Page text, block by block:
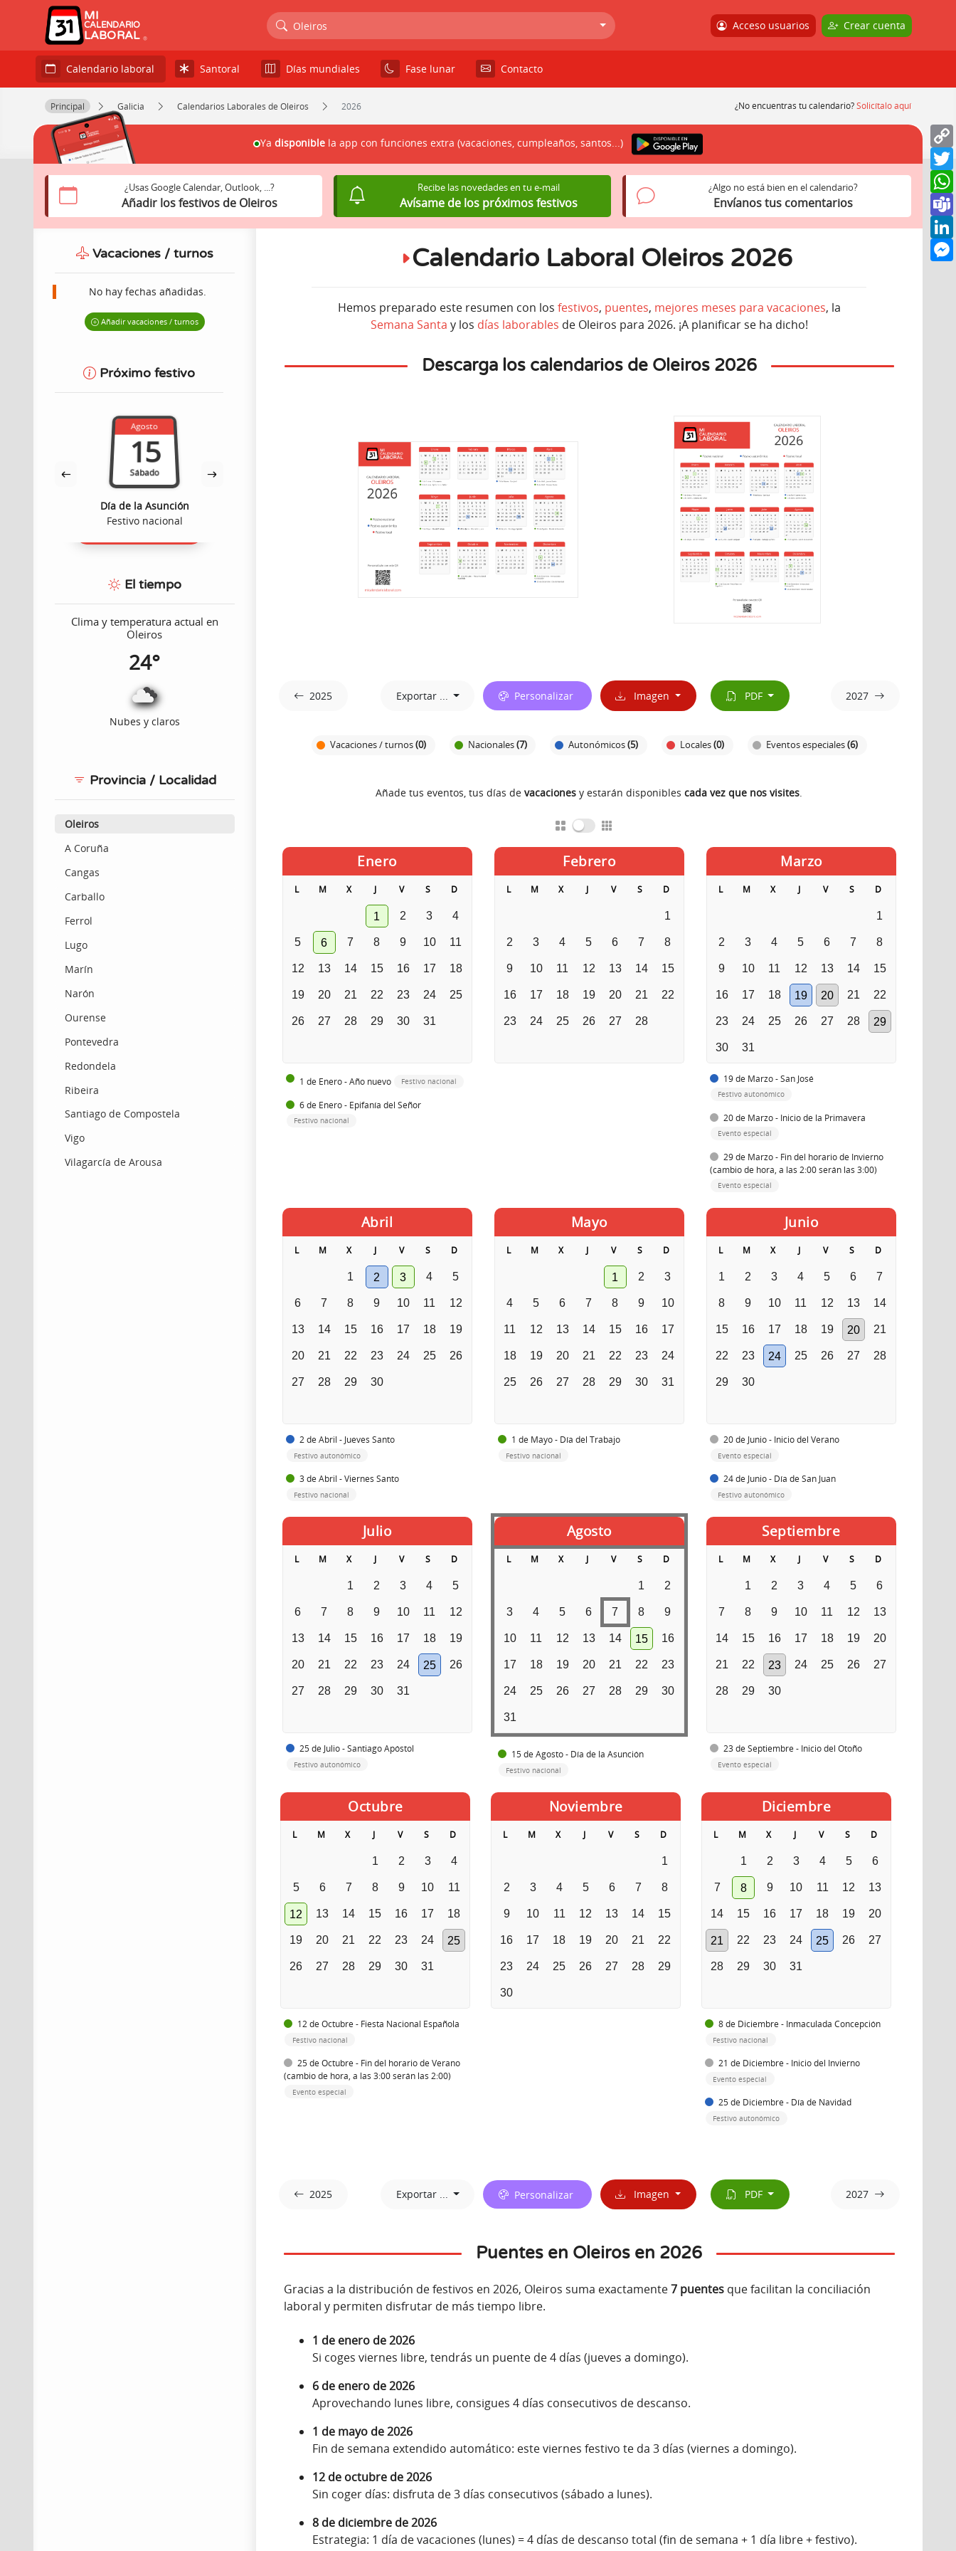
MI
CALENDARIO
LABORAL
Oleiros Acceso usuarios Crear cuenta
Calendario laboral Santoral Días mundiales Fase lunar Contacto
Principal Galicia Calendarios Laborales de Oleiros 2026 ¿No encuentras tu calendario?Solicítalo aquí
Calendario Laboral Oleiros 2026
Hemos preparado este resumen con los festivos, puentes, mejores meses para vacaciones, la
Semana Santa y los días laborables de Oleiros para 2026. ¡A planificar se ha dicho!
Enero
L M X J V S D
1 2 3 4
5 6 7 8 9 10 11
12 13 14 15 16 17 18
19 20 21 22 23 24 25
26 27 28 29 30 31
1 de Enero - Año nuevo Festivo nacional
6 de Enero - Epifanía del Señor
Festivo nacional
Febrero
L M X J V S D
1
2 3 4 5 6 7 8
9 10 11 12 13 14 15
16 17 18 19 20 21 22
23 24 25 26 27 28
Marzo
L M X J V S D
1
2 3 4 5 6 7 8
9 10 11 12 13 14 15
16 17 18 19 20 21 22
23 24 25 26 27 28 29
30 31
19 de Marzo - San José
Festivo autonómico
20 de Marzo - Inicio de la Primavera
Evento especial
29 de Marzo - Fin del horario de Invierno
(cambio de hora, a las 2:00 serán las 3:00)
Evento especial
Abril
L M X J V S D
1 2 3 4 5
6 7 8 9 10 11 12
13 14 15 16 17 18 19
20 21 22 23 24 25 26
27 28 29 30
2 de Abril - Jueves Santo
Festivo autonómico
3 de Abril - Viernes Santo
Festivo nacional
Mayo
L M X J V S D
1 2 3
4 5 6 7 8 9 10
11 12 13 14 15 16 17
18 19 20 21 22 23 24
25 26 27 28 29 30 31
1 de Mayo - Día del Trabajo
Festivo nacional
Junio
L M X J V S D
1 2 3 4 5 6 7
8 9 10 11 12 13 14
15 16 17 18 19 20 21
22 23 24 25 26 27 28
29 30
20 de Junio - Inicio del Verano
Evento especial
24 de Junio - Día de San Juan
Festivo autonómico
Julio
L M X J V S D
1 2 3 4 5
6 7 8 9 10 11 12
13 14 15 16 17 18 19
20 21 22 23 24 25 26
27 28 29 30 31
25 de Julio - Santiago Apóstol
Festivo autonómico
Agosto
L M X J V S D
1 2
3 4 5 6 7 8 9
10 11 12 13 14 15 16
17 18 19 20 21 22 23
24 25 26 27 28 29 30
31
15 de Agosto - Día de la Asunción
Festivo nacional
Septiembre
L M X J V S D
1 2 3 4 5 6
7 8 9 10 11 12 13
14 15 16 17 18 19 20
21 22 23 24 25 26 27
28 29 30
23 de Septiembre - Inicio del Otoño
Evento especial
Octubre
L M X J V S D
1 2 3 4
5 6 7 8 9 10 11
12 13 14 15 16 17 18
19 20 21 22 23 24 25
26 27 28 29 30 31
12 de Octubre - Fiesta Nacional Española
Festivo nacional
25 de Octubre - Fin del horario de Verano
(cambio de hora, a las 3:00 serán las 2:00)
Evento especial
Noviembre
L M X J V S D
1
2 3 4 5 6 7 8
9 10 11 12 13 14 15
16 17 18 19 20 21 22
23 24 25 26 27 28 29
30
Diciembre
L M X J V S D
1 2 3 4 5 6
7 8 9 10 11 12 13
14 15 16 17 18 19 20
21 22 23 24 25 26 27
28 29 30 31
8 de Diciembre - Inmaculada Concepción
Festivo nacional
21 de Diciembre - Inicio del Invierno
Evento especial
25 de Diciembre - Día de Navidad
Festivo autonómico
Descarga los calendarios de Oleiros 2026
Añade tus eventos, tus días devacaciones y estarán disponiblescada vez que nos visites
2025 Exportar ... Personalizar Imagen PDF 2027
Vacaciones / turnos(0) Nacionales(7) Autonómicos(5) Locales(0) Eventos especiales(6)
2025 Exportar ... Personalizar Imagen PDF 2027
Puentes en Oleiros en 2026
Gracias a la distribución de festivos en 2026, Oleiros suma exactamente7 puentesque facilitan la conciliación
laboral y permiten disfrutar de más tiempo libre.
1 de enero de 2026
Si coges viernes libre, tendrás un puente de 4 días (jueves a domingo).
6 de enero de 2026
Aprovechando lunes libre, consigues 4 días consecutivos de descanso.
1 de mayo de 2026
Fin de semana extendido automático: este viernes festivo te da 3 días (viernes a domingo).
12 de octubre de 2026
Sin coger días: disfruta de 3 días consecutivos (sábado a lunes).
8 de diciembre de 2026
Estrategia: 1 día de vacaciones (lunes) = 4 días de descanso total (fin de semana + 1 día libre + festivo).
Vacaciones / turnos
No hay fechas añadidas.
Añadir vacaciones / turnos
Próximo festivo
Agosto
15
Sábado
Día de la Asunción
Festivo nacional
8
Martes
Inmaculada Concepción
Festivo nacional
El tiempo
Clima y temperatura actual en
Oleiros
24°
Nubes y claros
Provincia / Localidad
Oleiros
A Coruña
Cangas
Carballo
Ferrol
Lugo
Marín
Narón
Ourense
Pontevedra
Redondela
Ribeira
Santiago de Compostela
Vigo
Vilagarcía de Arousa
¿Usas Google Calendar, Outlook, ...?
Añadir los festivos de Oleiros
Recibe las novedades en tu e-mail
Avísame de los próximos festivos
¿Algo no está bien en el calendario?
Envíanos tus comentarios
Ya disponible la app con funciones extra (vacaciones, cumpleaños, santos...)